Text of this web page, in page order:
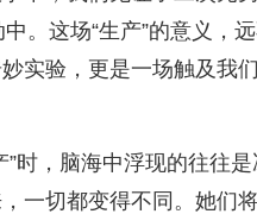
。这场“生产”的意义，
实验，更是一场触及我
”时，脑海中浮现的往往
一切都变得不同。她们